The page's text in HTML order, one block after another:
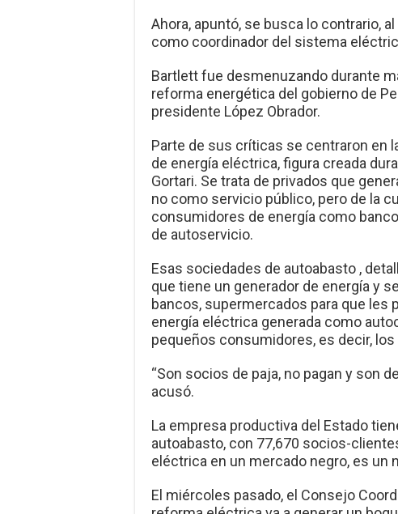
Ahora, apuntó, se busca lo contrario,
como coordinador del sistema
Bartlett fue desmenuzando durante
reforma energética del gobierno de
presidente López Obrador.
Parte de sus críticas se centraron en
de energía eléctrica, figura creada
Gortari. Se trata de privados que
no como servicio público, pero de la
consumidores de energía como
de autoservicio.
Esas sociedades de autoabasto ,
que tiene un generador de energía y
bancos, supermercados para que les
energía eléctrica generada como
pequeños consumidores, es decir,
“Son socios de paja, no pagan y son
acusó.
La empresa productiva del Estado
autoabasto, con 77,670 socios-
eléctrica en un mercado negro, es un
El miércoles pasado, el Consejo